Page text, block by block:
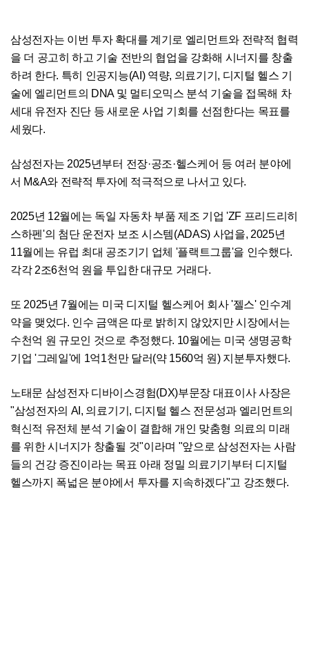
삼성전자는 이번 투자 확대를 계기로 엘리먼트와 전략적 협력
을 더 공고히 하고 기술 전반의 협업을 강화해 시너지를 창출
하려 한다. 특히 인공지능(AI) 역량, 의료기기, 디지털 헬스 기
술에 엘리먼트의 DNA 및 멀티오믹스 분석 기술을 접목해 차
세대 유전자 진단 등 새로운 사업 기회를 선점한다는 목표를
세웠다.
삼성전자는 2025년부터 전장·공조·헬스케어 등 여러 분야에
서 M&A와 전략적 투자에 적극적으로 나서고 있다.
2025년 12월에는 독일 자동차 부품 제조 기업 'ZF 프리드리히
스하펜'의 첨단 운전자 보조 시스템(ADAS) 사업을, 2025년
11월에는 유럽 최대 공조기기 업체 '플랙트그룹'을 인수했다.
각각 2조6천억 원을 투입한 대규모 거래다.
또 2025년 7월에는 미국 디지털 헬스케어 회사 '젤스' 인수계
약을 맺었다. 인수 금액은 따로 밝히지 않았지만 시장에서는
수천억 원 규모인 것으로 추정했다. 10월에는 미국 생명공학
기업 '그레일'에 1억1천만 달러(약 1560억 원) 지분투자했다.
노태문 삼성전자 디바이스경험(DX)부문장 대표이사 사장은
"삼성전자의 AI, 의료기기, 디지털 헬스 전문성과 엘리먼트의
혁신적 유전체 분석 기술이 결합해 개인 맞춤형 의료의 미래
를 위한 시너지가 창출될 것"이라며 "앞으로 삼성전자는 사람
들의 건강 증진이라는 목표 아래 정밀 의료기기부터 디지털
헬스까지 폭넓은 분야에서 투자를 지속하겠다"고 강조했다.